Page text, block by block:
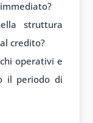
struttura
credito?
operativi e
il periodo di